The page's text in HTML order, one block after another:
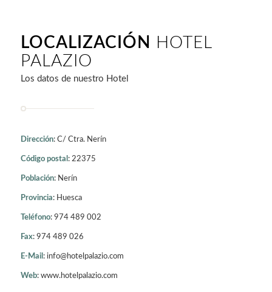
LOCALIZACIÓN
HOTEL
PALAZIO
Los datos de nuestro Hotel
Dirección: C/ Ctra. Nerín
Código postal : 22375
Población: Nerín
Provincia: Huesca
Teléfono: 974 489 002
Fax: 974 489 026
E-Mail : info@hotelpalazio.com
Web: www.hotelpalazio.com